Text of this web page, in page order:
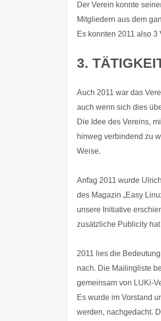
Der Verein konnte
Mitgliedern aus dem
Es konnten 2011 also
3.
Auch 2011 war das
auch wenn sich dies
Die Idee des Vereins,
hinweg verbindend zu
Weise.
Anfag 2011 wurde
des Magazin „Easy
unsere Initiative
zusätzliche Publicity
2011 lies die
nach. Die Mailingliste
gemeinsam von LUKi-
Es wurde im Vorstand
werden, nachgedacht.